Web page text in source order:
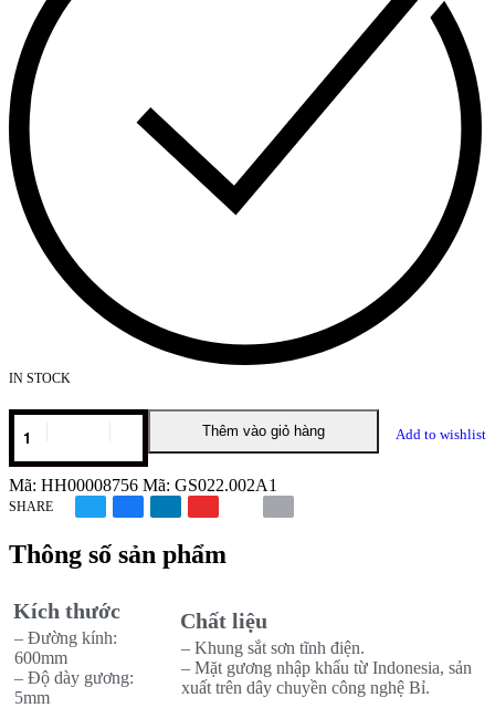
IN STOCK
Thêm vào giỏ hàng Add to wishlist
Mã: HH00008756 Mã: GS022.002A1
SHARE
Thông số sản phẩm
Kích thước
– Đường kính:
600mm
– Độ dày gương:
5mm
Chất liệu
– Khung sắt sơn tĩnh điện.
– Mặt gương nhập khẩu từ Indonesia, sản
xuất trên dây chuyền công nghệ Bỉ.